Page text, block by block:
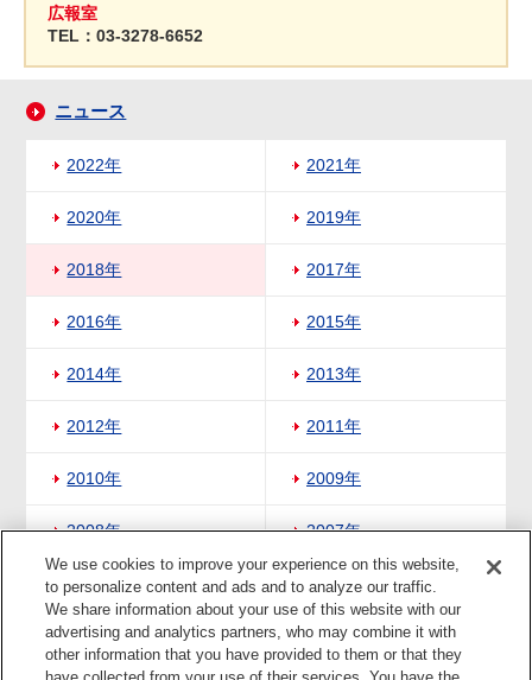
広報室
TEL：03-3278-6652
ニュース
2022年 2021年
2020年 2019年
2018年 2017年
2016年 2015年
2014年 2013年
2012年 2011年
2010年 2009年
2008年 2007年
2006年 2005年
2004年
We use cookies to improve your experience on this website,
to personalize content and ads and to analyze our traffic.
We share information about your use of this website with our
advertising and analytics partners, who may combine it with
other information that you have provided to them or that they